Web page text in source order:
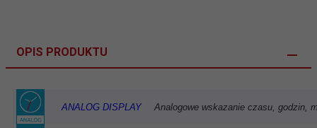
OPIS PRODUKTU
ANALOG DISPLAY Analogowe wskazanie czasu, godzin,